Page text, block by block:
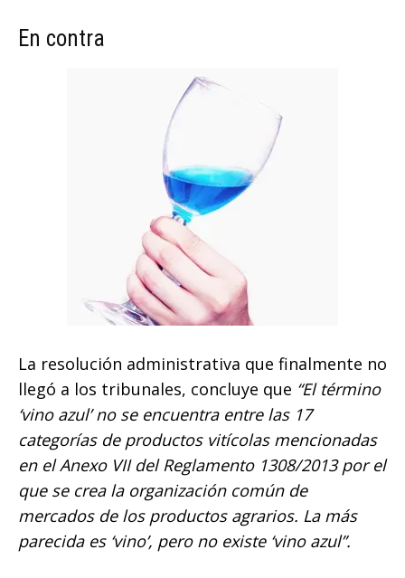
En contra
La resolución administrativa que finalmente no
llegó a los tribunales, concluye que “El término
‘vino azul’ no se encuentra entre las 17
categorías de productos vitícolas mencionadas
en el Anexo VII del Reglamento 1308/2013 por el
que se crea la organización común de
mercados de los productos agrarios. La más
parecida es ‘vino’, pero no existe ‘vino azul”.